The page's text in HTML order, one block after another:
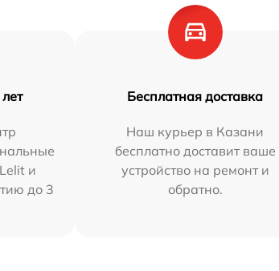
и
до 3
Бесплатная доставка
Наш курьер в Казани
бесплатно доставит ваше
устройство на ремонт и
обратно.